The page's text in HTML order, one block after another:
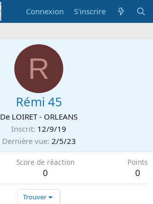
Connexion S'inscrire
R
Rémi 45
De LOIRET - ORLEANS
Inscrit 12/9/19
Dernière vue 2/5/23
Score de réaction
0
Points
0
Trouver